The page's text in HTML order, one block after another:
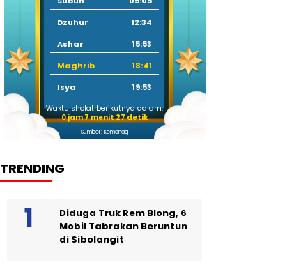
Dzuhur
12:34
Ashar
15:53
Maghrib
18:41
Isya
19:53
Waktu sholat berikutnya dalam:
0 jam 7 menit 26 detik
Sumber: Kemenag
TRENDING
Diduga Truk Rem Blong, 6
Mobil Tabrakan Beruntun
di Sibolangit